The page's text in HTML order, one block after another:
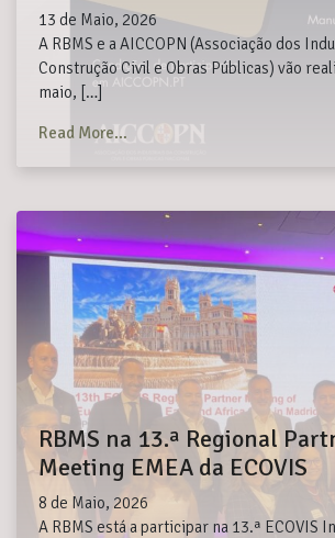
13 de Maio, 2026
A RBMS e a AICCOPN (Associação dos
Construção Civil e Obras Públicas) vão
maio, […]
Read More…
RBMS na 13.ª Regional
Meeting EMEA da ECOVIS
8 de Maio, 2026
A RBMS está a participar na 13.ª ECOVIS